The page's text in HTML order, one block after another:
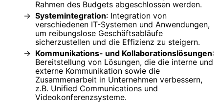
Rahmen des Budgets abgeschlossen werden.
Systemintegration: Integration von
verschiedenen IT-Systemen und Anwendungen,
um reibungslose Geschäftsabläufe
sicherzustellen und die Effizienz zu steigern.
Kommunikations- und Kollaborationslösungen:
Bereitstellung von Lösungen, die die interne und
externe Kommunikation sowie die
Zusammenarbeit in Unternehmen verbessern,
z.B. Unified Communications und
Videokonferenzsysteme.